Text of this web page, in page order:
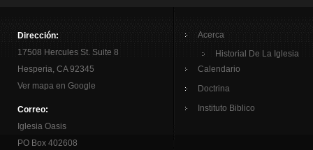
Dirección:
17508 Hercules St. Suite 8
Hesperia, CA 92345
Ver mapa en Google
Correo:
Iglesia Oasis
PO Box 402608
Acerca
Historial De La Iglesia
Calendario
Doctrina
Instituto Biblico